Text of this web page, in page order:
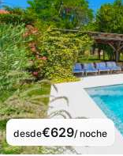
desde€629/ noche